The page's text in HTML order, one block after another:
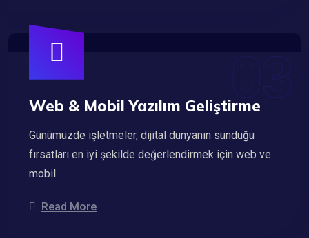
Web & Mobil Yazılım Geliştirme
Günümüzde işletmeler, dijital dünyanın sunduğu
fırsatları en iyi şekilde değerlendirmek için web ve
mobil...
Read More